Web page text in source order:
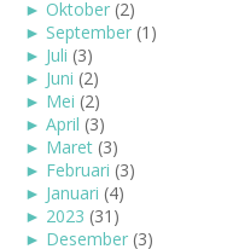
► Oktober (2)
► September (1)
► Juli (3)
► Juni (2)
► Mei (2)
► April (3)
► Maret (3)
► Februari (3)
► Januari (4)
► 2023 (31)
► Desember (3)